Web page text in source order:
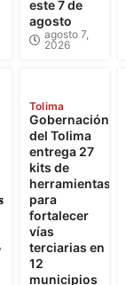
este 7 de
agosto
agosto 7,
2026
Tolima
Gobernación
del Tolima
entrega 27
kits de
herramientas
para
fortalecer
vías
terciarias en
12
municipios